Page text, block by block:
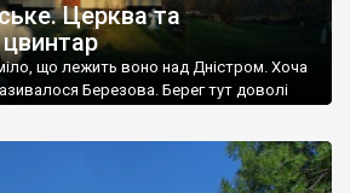
Церква та
що лежить воно над Дністром. Хоча
Березова. Берег тут доволі
від більшості навколишніх
Михайлівська церква. Точної дати […]